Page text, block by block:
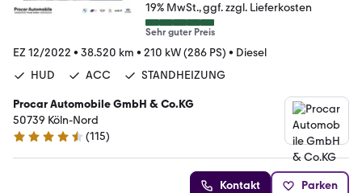
19% MwSt. ggf. zzgl. Lieferkosten
Sehr guter Preis
EZ 12/2022 • 38.520 km • 210 kW (286 PS) • Diesel
HUD
ACC STANDHEIZUNG
Procar Automobile GmbH & Co.KG
50739 Köln-Nord
4.7 Sterne
(115)
Kontakt Parken